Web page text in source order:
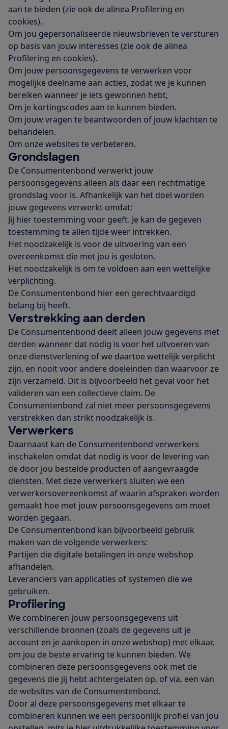
aan te bieden (zie ook de alinea Profilering en
cookies).
Om jou gepersonaliseerde nieuwsbrieven te versturen
op basis van jouw interesses (zie ook de alinea
Profilering en cookies).
Om jouw persoonsgegevens te verwerken voor
mogelijke deelname aan acties, zodat we je kunnen
bereiken wanneer je iets gewonnen hebt,
Om je kortingscodes aan te kunnen bieden.
Om jouw vragen te beantwoorden of jouw klachten te
behandelen.
Om onze websites te verbeteren.
Grondslagen
De Consumentenbond verwerkt jouw
persoonsgegevens alleen als daar een rechtmatige
grondslag voor is. Afhankelijk van het doel worden
jouw gegevens verwerkt omdat:
Jij hier toestemming voor geeft. Je kan de gegeven
toestemming te allen tijde weer intrekken.
Het noodzakelijk is voor de uitvoering van een
overeenkomst die met jou is gesloten.
Het noodzakelijk is om te voldoen aan een wettelijke
verplichting.
De Consumentenbond hier een gerechtvaardigd
belang bij heeft.
Verstrekking aan derden
De Consumentenbond deelt alleen jouw gegevens met
derden wanneer dat nodig is voor het uitvoeren van
onze dienstverlening of we daartoe wettelijk verplicht
zijn, en nooit voor andere doeleinden dan waarvoor ze
zijn verzameld. Dit is bijvoorbeeld het geval voor het
valideren van een collectieve claim. De
Consumentenbond zal niet meer persoonsgegevens
verstrekken dan strikt noodzakelijk is.
Verwerkers
Daarnaast kan de Consumentenbond verwerkers
inschakelen omdat dat nodig is voor de levering van
de door jou bestelde producten of aangevraagde
diensten. Met deze verwerkers sluiten we een
verwerkersovereenkomst af waarin afspraken worden
gemaakt hoe met jouw persoonsgegevens om moet
worden gegaan.
De Consumentenbond kan bijvoorbeeld gebruik
maken van de volgende verwerkers:
Partijen die digitale betalingen in onze webshop
afhandelen.
Leveranciers van applicaties of systemen die we
gebruiken.
Profilering
We combineren jouw persoonsgegevens uit
verschillende bronnen (zoals de gegevens uit je
account en je aankopen in onze webshop) met elkaar,
om jou de beste ervaring te kunnen bieden. We
combineren deze persoonsgegevens ook met de
gegevens die jij hebt achtergelaten op, of via, een van
de websites van de Consumentenbond.
Door al deze persoonsgegevens met elkaar te
combineren kunnen we een persoonlijk profiel van jou